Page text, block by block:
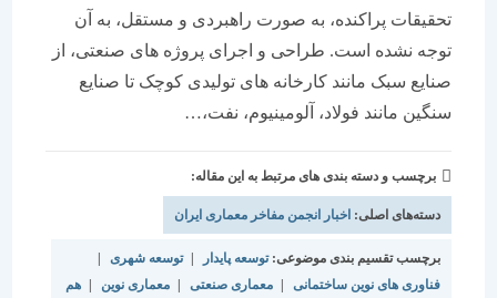
تحقیقات پراکنده، به صورت راهبردی و مستقل، به آن
توجه نشده است. طراحی و اجرای پروژه های صنعتی، از
صنایع سبک مانند کارخانه های تولیدی کوچک تا صنایع
سنگین مانند فولاد، آلومینیوم، نفت،…
برچسب و دسته بندی های مرتبط به این مقاله:
دسته‌های اصلی:اخبار انجمن مفاخر معماری ایران
برچسب تقسیم بندی موضوعی:توسعه پایدار | توسعه شهری |
فناوری های نوین ساختمانی | معماری صنعتی | معماری نوین | هم